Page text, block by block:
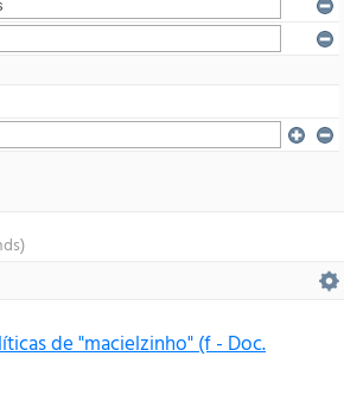
de "macielzinho" (f - Doc.